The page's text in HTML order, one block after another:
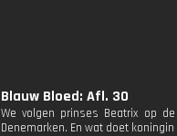
Blauw Bloed: Afl. 30
We volgen prinses Beatrix op
Denemarken. En wat doet